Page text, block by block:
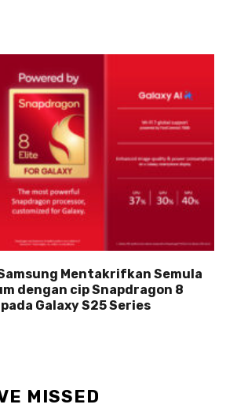
Mentakrifkan Semula
dengan cip Snapdragon 8
Galaxy S25 Series
MISSED